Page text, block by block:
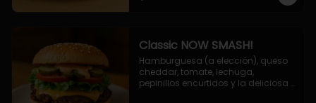
Classic NOW SMASH!
Hamburguesa (a elección), queso
cheddar, tomate, lechuga,
pepinillos encurtidos y la deliciosa